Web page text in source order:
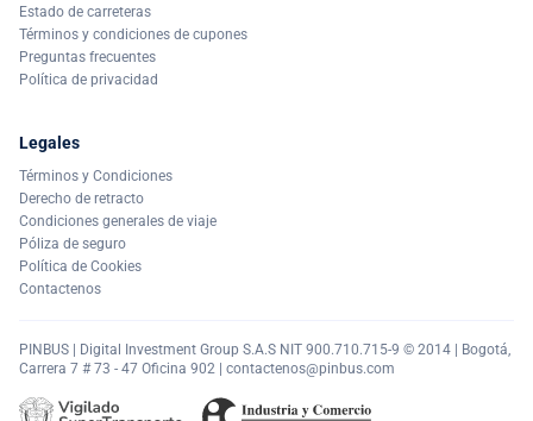
Estado de carreteras
Términos y condiciones de cupones
Preguntas frecuentes
Política de privacidad
Legales
Términos y Condiciones
Derecho de retracto
Condiciones generales de viaje
Póliza de seguro
Política de Cookies
Contactenos
PINBUS | Digital Investment Group S.A.S NIT 900.710.715-9 © 2014 | Bogotá,
Carrera 7 # 73 - 47 Oficina 902 | contactenos@pinbus.com